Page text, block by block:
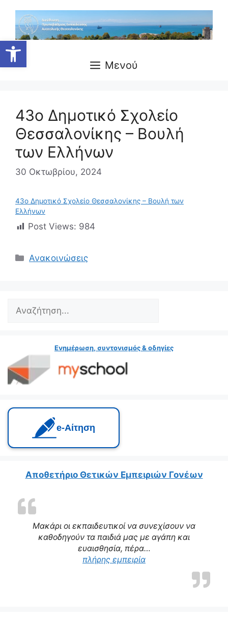
Ανοίξτε τη γραμμή εργαλείων
περιεχόμενο
Μενού
43ο Δημοτικό Σχολείο
Θεσσαλονίκης – Βουλή
των Ελλήνων
30 Οκτωβρίου, 2024
43ο Δημοτικό Σχολείο Θεσσαλονίκης – Βουλή των
Ελλήνων
Post Views: 984
Κατηγορίες
Ανακοινώσεις
Search
Ενημέρωση, συντονισμός & οδηγίες
e‑Αίτηση
Μακάρι οι εκπαιδευτικοί να συνεχίσουν να
καθοδηγούν τα παιδιά μας με αγάπη και
ευαισθησία, πέρα…
πλήρης εμπειρία“Η δασκάλα μας
Αποθετήριο Θετικών Εμπειριών Γονέων